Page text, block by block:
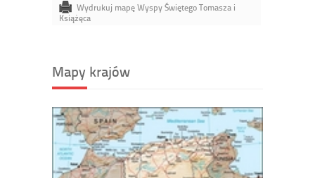
Wydrukuj mapę Wyspy Świętego Tomasza i
Książęca
Mapy krajów